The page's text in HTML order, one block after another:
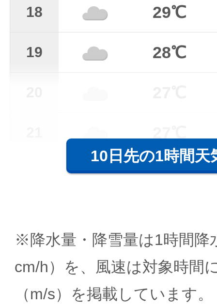
18 29℃
19 28℃
10日先の1時間天
※降水量・降雪量は1時間降
cm/h）を、風速は対象時間
（m/s）を掲載しています。